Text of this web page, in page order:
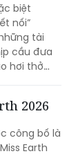
biệt
nối”
tài
cầu đưa
hơi thở
âm nhạc
phương
2026
công bố là
Earth